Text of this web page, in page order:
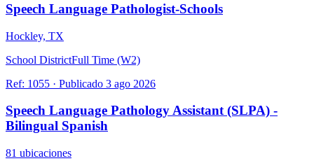
Speech Language Pathologist-Schools
Hockley, TX
School DistrictFull Time (W2)
Ref: 1055 · Publicado 3 ago 2026
Speech Language Pathology Assistant (SLPA) -
Bilingual Spanish
81 ubicaciones